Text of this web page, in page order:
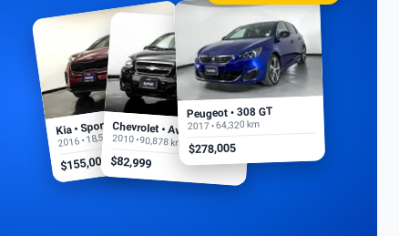
Kia • Sportage EX
2016 • 18,500 km
$155,000
Chevrolet • Aveo
2010 • 90,878 km
$82,999
Peugeot • 308 GT
2017 • 64,320 km
$278,005